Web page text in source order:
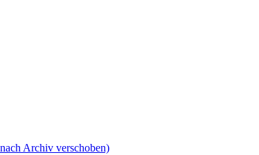
Archiv verschoben)